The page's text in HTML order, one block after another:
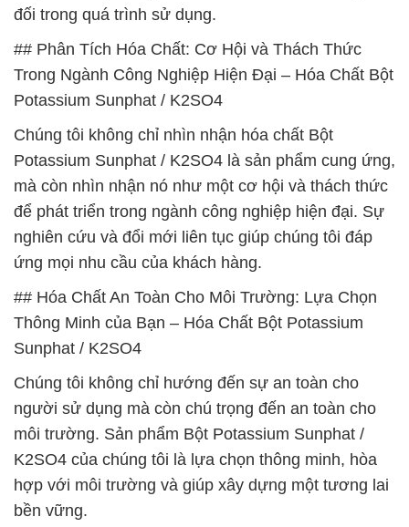
đối trong quá trình sử dụng.
## Phân Tích Hóa Chất: Cơ Hội và Thách Thức
Trong Ngành Công Nghiệp Hiện Đại – Hóa Chất Bột
Potassium Sunphat / K2SO4
Chúng tôi không chỉ nhìn nhận hóa chất Bột
Potassium Sunphat / K2SO4 là sản phẩm cung ứng,
mà còn nhìn nhận nó như một cơ hội và thách thức
để phát triển trong ngành công nghiệp hiện đại. Sự
nghiên cứu và đổi mới liên tục giúp chúng tôi đáp
ứng mọi nhu cầu của khách hàng.
## Hóa Chất An Toàn Cho Môi Trường: Lựa Chọn
Thông Minh của Bạn – Hóa Chất Bột Potassium
Sunphat / K2SO4
Chúng tôi không chỉ hướng đến sự an toàn cho
người sử dụng mà còn chú trọng đến an toàn cho
môi trường. Sản phẩm Bột Potassium Sunphat /
K2SO4 của chúng tôi là lựa chọn thông minh, hòa
hợp với môi trường và giúp xây dựng một tương lai
bền vững.